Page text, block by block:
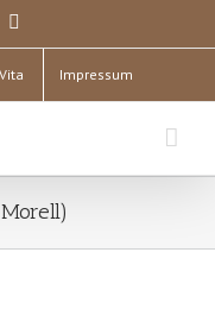
Vita Impressum